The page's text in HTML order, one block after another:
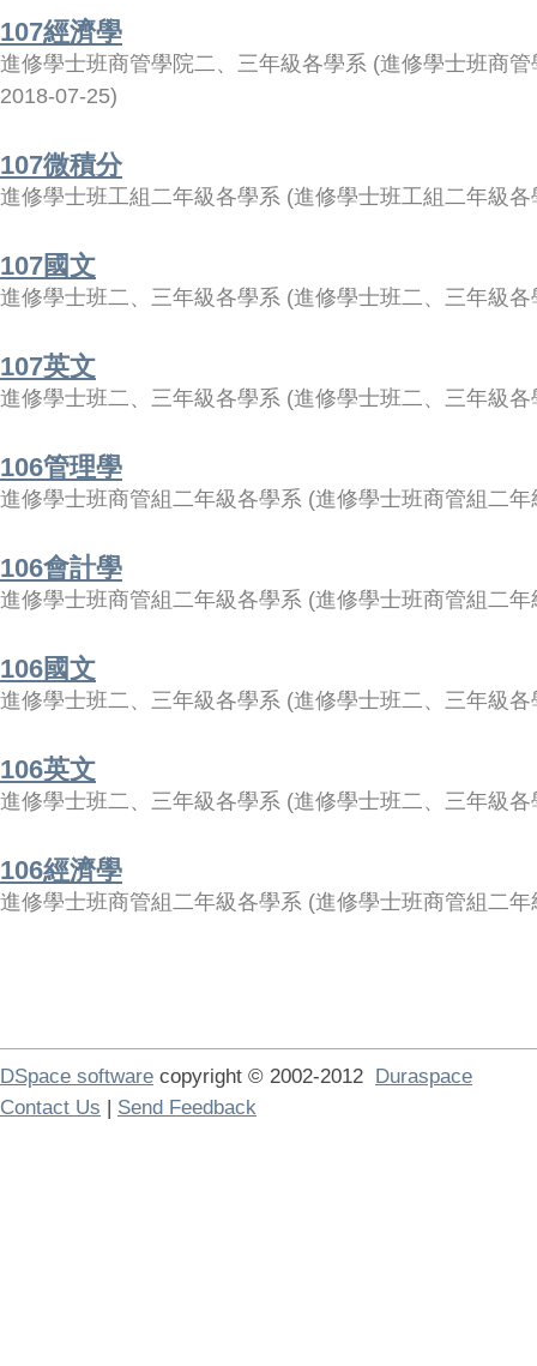
107經濟學
進修學士班商管學院二、三年級各學系 (進修學士班商
2018-07-25)
107微積分
進修學士班工組二年級各學系 (進修學士班工組二年級各
107國文
進修學士班二、三年級各學系 (進修學士班二、三年級各
107英文
進修學士班二、三年級各學系 (進修學士班二、三年級各
106管理學
進修學士班商管組二年級各學系 (進修學士班商管組二年
106會計學
進修學士班商管組二年級各學系 (進修學士班商管組二年
106國文
進修學士班二、三年級各學系 (進修學士班二、三年級各
106英文
進修學士班二、三年級各學系 (進修學士班二、三年級各
106經濟學
進修學士班商管組二年級各學系 (進修學士班商管組二年
DSpace software copyright © 2002-2012 Duraspace
Contact Us | Send Feedback